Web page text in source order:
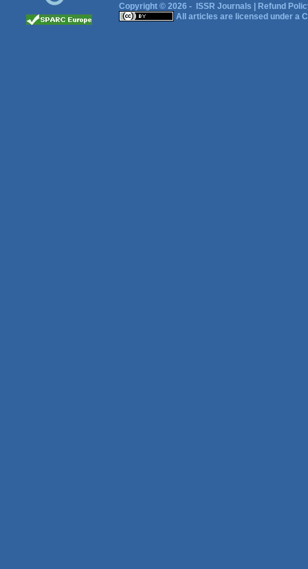
Copyright © 2026 - ISSR Journals
Refund
All articles are licensed under a